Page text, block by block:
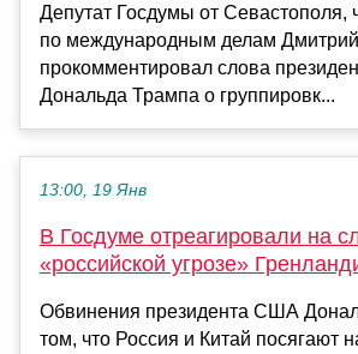
Депутат Госдумы от Севастополя,
по международным делам
прокомментировал слова
Дональда Трампа о группировк...
13:00, 19 Янв
В Госдуме отреагировали на
«российской угрозе»
Обвинения президента США
том, что Россия и Китай посягают